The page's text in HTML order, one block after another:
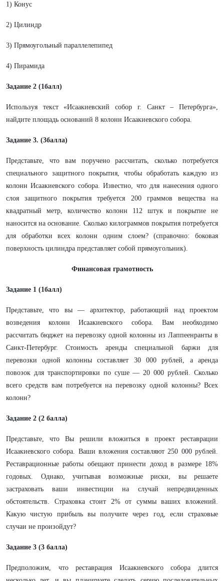
1) Конус
2) Цилиндр
3) Прямоугольный параллелепипед
4) Пирамида
Задание 2 (1балл)
Используя текст «Исаакиевский собор г. Санкт – Петербурга»,
найдите площадь оснований 8 колонн Исаакиевского собора.
Задание 3. (3балла)
Представьте, что вам поручено рассчитать, сколько потребуется
специального защитного покрытия, чтобы обработать каждую из
колонн Исаакиевского собора. Известно, что для нанесения одного
слоя защитного покрытия требуется 200 граммов вещества на
квадратный метр, количество колонн 112 штук и покрытие не
наносится на основание. Сколько килограммов покрытия потребуется
для обработки всех колонн одним слоем? (справочно: боковая
поверхность цилиндра представляет собой прямоугольник).
Финансовая грамотность
Задание 1 (1балл)
Представьте, что вы — архитектор, работающий над проектом
возведения колонн Исаакиевского собора. Вам необходимо
рассчитать бюджет на перевозку одной колонны из Лаппеенранты в
Санкт-Петербург. Стоимость аренды специальной баржи для
перевозки одной колонны составляет 30 000 рублей, а аренда
повозок для транспортировки по суше — 20 000 рублей. Сколько
всего средств вам потребуется на перевозку одной колонны? Всех
колонн?
Задание 2 (2 балла)
Представьте, что Вы решили вложиться в проект реставрации
Исаакиевского собора. Ваши вложения составляют 250 000 рублей.
Реставрационные работы обещают принести доход в размере 18%
годовых. Однако, учитывая возможные риски, вы решаете
застраховать ваши инвестиции на случай непредвиденных
обстоятельств. Страховка стоит 2% от суммы ваших вложений.
Какую чистую прибыль вы получите через год, если страховые
случаи не произойдут?
Задание 3 (3 балла)
Предположим, что реставрация Исаакиевского собора длится